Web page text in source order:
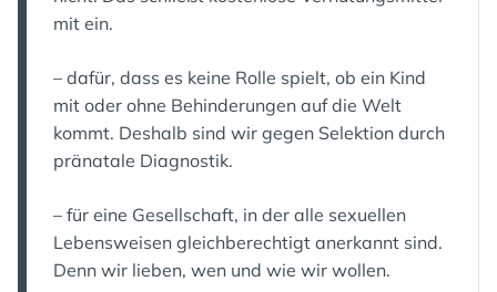
mit ein.
– dafür, dass es keine Rolle spielt, ob ein Kind
mit oder ohne Behinderungen auf die Welt
kommt. Deshalb sind wir gegen Selektion durch
pränatale Diagnostik.
– für eine Gesellschaft, in der alle sexuellen
Lebensweisen gleichberechtigt anerkannt sind.
Denn wir lieben, wen und wie wir wollen.